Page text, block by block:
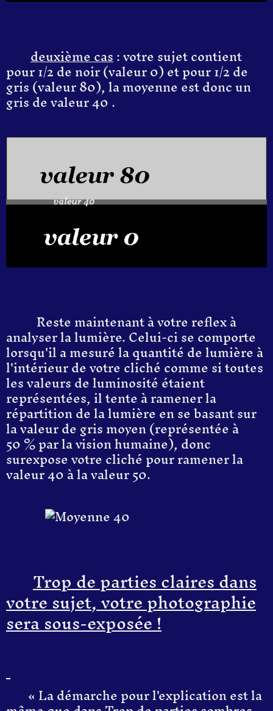
deuxièmecas:votre sujet contient
pour1/2denoir(valeur0)etpour1/2de
gris(valeur80), la moyenne est donc un
grisdevaleur 40.
Reste maintenant à votre reflex à
analyser la lumière.Celui-cise comporte
lorsqu'ilamesuré la quantité de lumière à
l'intérieur de votre cliché commesi toutes
les valeursde luminosité étaient
représentées, il tente à ramener la
répartition de la lumière ense basant sur
la valeur de gris moyen(représentéeà
50 % par la vision humaine),donc
surexpose votre clichépour ramener la
valeur40à la valeur 50.
Trop de parties claires dans
votre sujet, votre photographie
sera sous-exposée !
«La démarche pour l'explication est la